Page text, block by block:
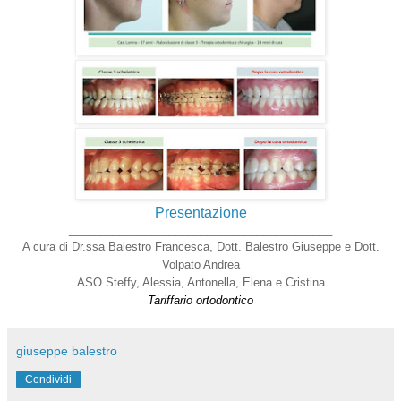
Presentazione
A cura di Dr.ssa Balestro Francesca, Dott. Balestro Giuseppe e Dott.
Volpato Andrea
ASO Steffy, Alessia, Antonella, Elena e Cristina
Tariffario ortodontico
giuseppe balestro
Condividi